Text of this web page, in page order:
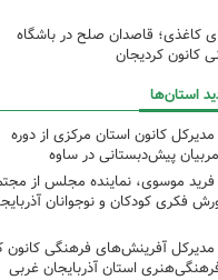
کاغذی؛ قاصدان صلح در باشگاه
کانون کردیجان
استان‌ها
مدیرکل کانون استان مرکزی از دوره
پیش‌دبستانی در ساوه
فرید موسوی، نماینده مجلس از
فکری کودکان و نوجوانان
مدیرکل آفرینش‌های فرهنگی کانون
استان آذربایجان غربی